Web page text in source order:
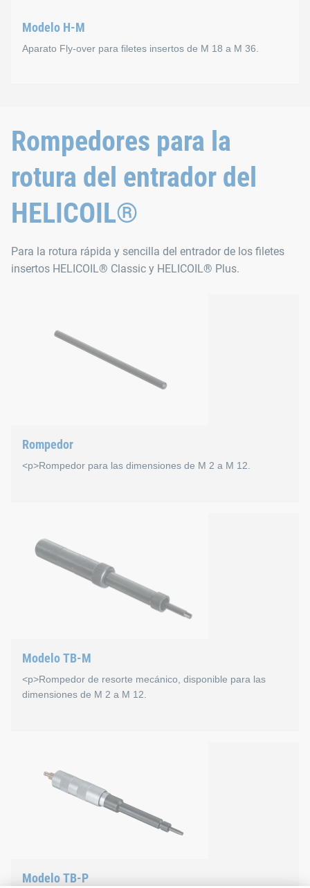
Modelo H-M
Aparato Fly-over para filetes insertos de M 18 a M 36.
Aparato Fly-over con tope de profundidad para filetes
Rompedores para la
rotura del entrador del
HELICOIL®
Para la rotura rápida y sencilla del entrador de los filetes
insertos HELICOIL® Classic y HELICOIL® Plus.
Rompedor
<p>Rompedor para las dimensiones de M 2 a M 12.
Rompedor HELICOIL® estándar para rotura del entrador
Modelo TB-M
<p>Rompedor de resorte mecánico, disponible para las
dimensiones de M 2 a M 12.
Rompedor HELICOIL® mecánico TB-M para la rotura del
Modelo TB-P